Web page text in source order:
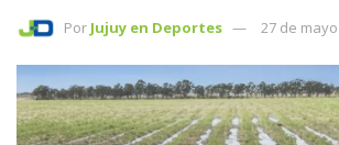
Por Jujuy en Deportes 27 de